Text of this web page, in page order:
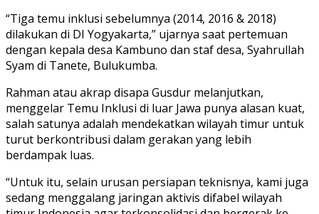
“Tiga temu inklusi sebelumnya (2014, 2016 & 2018)
dilakukan di DI Yogyakarta,” ujarnya saat pertemuan
dengan kepala desa Kambuno dan staf desa, Syahrullah
Syam di Tanete, Bulukumba.
Rahman atau akrap disapa Gusdur melanjutkan,
menggelar Temu Inklusi di luar Jawa punya alasan kuat,
salah satunya adalah mendekatkan wilayah timur untuk
turut berkontribusi dalam gerakan yang lebih
berdampak luas.
“Untuk itu, selain urusan persiapan teknisnya, kami juga
sedang menggalang jaringan aktivis difabel wilayah